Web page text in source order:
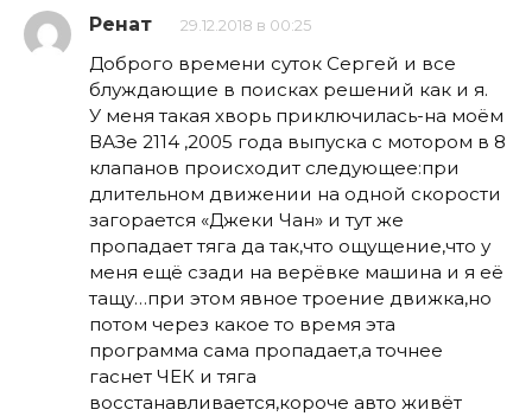
Ренат 29.12.2018 в 00:25
Доброго времени суток Сергей и все
блуждающие в поисках решений как и я.
У меня такая хворь приключилась-на моём
ВАЗе 2114 ,2005 года выпуска с мотором в 8
клапанов происходит следующее:при
длительном движении на одной скорости
загорается «Джеки Чан» и тут же
пропадает тяга да так,что ощущение,что у
меня ещё сзади на верёвке машина и я её
тащу…при этом явное троение движка,но
потом через какое то время эта
программа сама пропадает,а точнее
гаснет ЧЕК и тяга
восстанавливается,короче авто живёт